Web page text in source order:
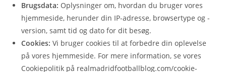
Brugsdata: Oplysninger om, hvordan du bruger vores
hjemmeside, herunder din IP-adresse, browsertype og -
version, samt tid og dato for dit besøg.
Cookies: Vi bruger cookies til at forbedre din oplevelse
på vores hjemmeside. For mere information, se vores
Cookiepolitik på realmadridfootballblog.com/cookie-